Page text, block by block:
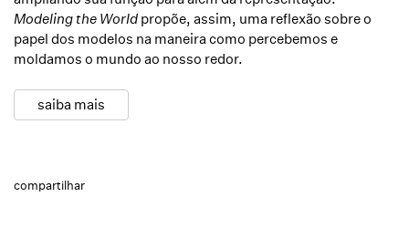
Modeling the World propõe, assim, uma reflexão sobre o
papel dos modelos na maneira como percebemos e
moldamos o mundo ao nosso redor.
saiba mais
compartilhar